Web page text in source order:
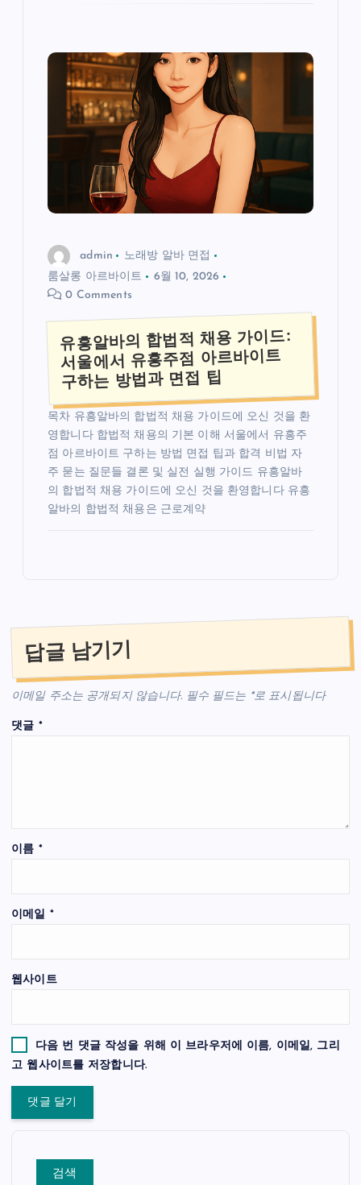
admin
노래방 알바 면접
룸살롱 아르바이트
6월 10, 2026
0 Comments
유흥알바의 합법적 채용 가이드:
서울에서 유흥주점 아르바이트
구하는 방법과 면접 팁
목차 유흥알바의 합법적 채용 가이드에 오신 것을 환
영합니다 합법적 채용의 기본 이해 서울에서 유흥주
점 아르바이트 구하는 방법 면접 팁과 합격 비법 자
주 묻는 질문들 결론 및 실전 실행 가이드 유흥알바
의 합법적 채용 가이드에 오신 것을 환영합니다 유흥
알바의 합법적 채용은 근로계약
답글 남기기
이메일 주소는 공개되지 않습니다. 필수 필드는 *로 표시됩니다
댓글 *
이름 *
이메일 *
웹사이트
다음 번 댓글 작성을 위해 이 브라우저에 이름, 이메일, 그리
고 웹사이트를 저장합니다.
검색